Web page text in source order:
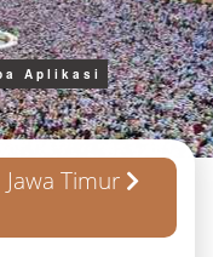
Aplikasi
Jawa Timur